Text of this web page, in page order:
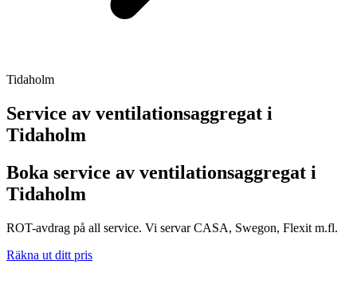
Tidaholm
Service av ventilationsaggregat i
Tidaholm
Boka service av ventilationsaggregat i
Tidaholm
ROT-avdrag på all service. Vi servar CASA, Swegon, Flexit m.fl.
Räkna ut ditt pris